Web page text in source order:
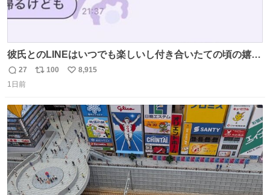
彼氏とのLINEはいつでも楽しいし付き合いたての頃の嬉し
かったLINEは無限にあるけど(同棲前は1日で各50通くらい
送りあってたし)最近嬉しかったのはこれ
返
信
27
リ
ト
数
100
い
数
8,915
1日前